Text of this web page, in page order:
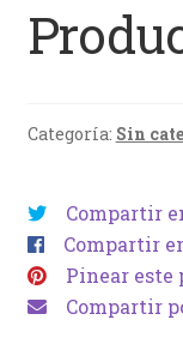
Categoría: Sin
Compartir
Compartir
Pinear este
Compartir